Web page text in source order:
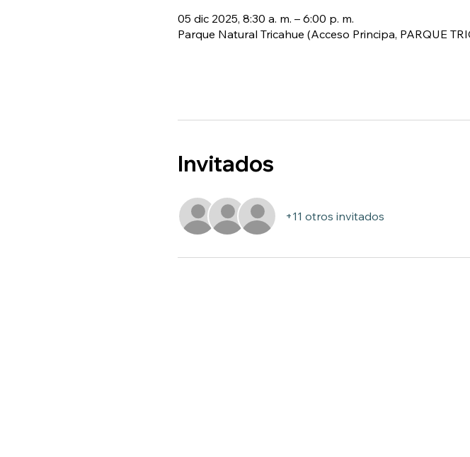
05 dic 2025, 8:30 a. m. – 6:00 p. m.
Parque Natural Tricahue (Acceso Principa, PARQUE
Invitados
+11 otros invitados